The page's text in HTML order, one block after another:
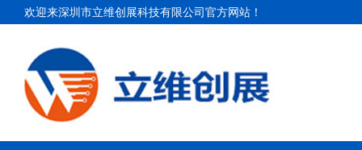
欢迎来深圳市立维创展科技有限公司官方网站！